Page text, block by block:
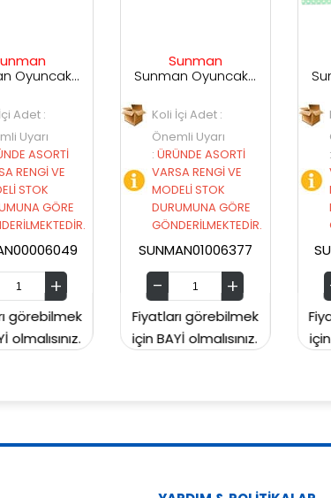
Sunman
Koli İçi Adet :
Önemli Uyarı
: ÜRÜNDE ASORTİ
VARSA RENGİ VE
MODELİ STOK
DURUMUNA GÖRE
GÖNDERİLMEKTEDİR.
SUNMAN01006377
Fiyatları görebilmek
için BAYİ olmalısınız.
Sunman
Koli İçi Adet :
Önemli Uyarı
: ÜRÜNDE ASORTİ
VARSA RENGİ VE
MODELİ STOK
DURUMUNA GÖRE
GÖNDERİLMEKTEDİR.
SUNMAN00CH2129
Fiyatları görebilmek
için BAYİ olmalısınız.